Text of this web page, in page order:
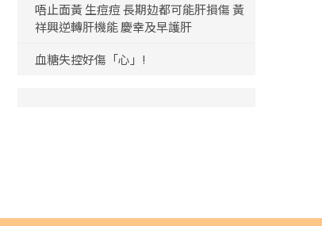
唔止面黃 生痘痘 長期攰都可能肝損傷 黃
祥興逆轉肝機能 慶幸及早護肝
血糖失控好傷「心」!